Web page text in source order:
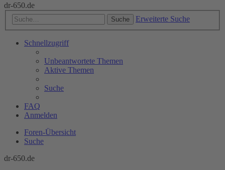
dr-650.de
Suche Erweiterte Suche
Schnellzugriff
Unbeantwortete Themen
Aktive Themen
Suche
FAQ
Anmelden
Foren-Übersicht
Suche
dr-650.de